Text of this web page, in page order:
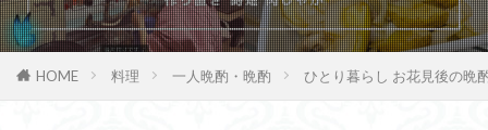
HOME 料理 一人晩酌・晩酌 ひとり暮らし お花見後の晩